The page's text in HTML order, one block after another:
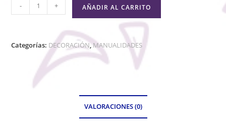
- + AÑADIR AL CARRITO
Categorías: DECORACIÓN,MANUALIDADES
VALORACIONES (0)